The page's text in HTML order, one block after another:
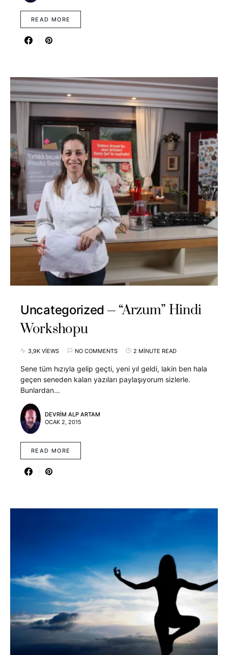
READ MORE
Uncategorized
“Arzum” Hindi
Workshopu
3,9K VIEWS NO COMMENTS 2 MINUTE READ
Sene tüm hızıyla gelip geçti, yeni yıl geldi, lakin ben hala
geçen seneden kalan yazıları paylaşıyorum sizlerle.
Bunlardan…
DEVRIM ALP ARTAM
OCAK 2, 2015
READ MORE